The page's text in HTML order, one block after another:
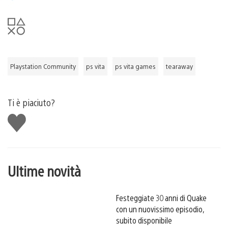
Playstation Community ps vita ps vita games tearaway
Ti è piaciuto?
Mi
piace
Ultime novità
Festeggiate 30 anni di Quake
con un nuovissimo episodio,
subito disponibile